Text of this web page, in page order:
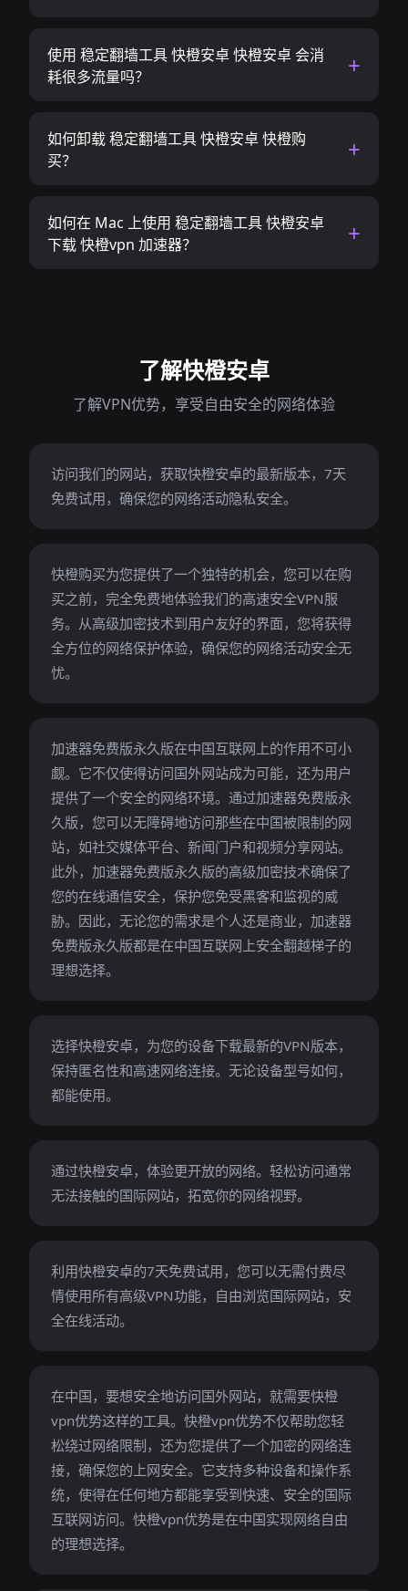
使用 稳定翻墙工具 快橙安卓 快橙安卓 会消
耗很多流量吗？
如何卸载 稳定翻墙工具 快橙安卓 快橙购
买？
如何在 Mac 上使用 稳定翻墙工具 快橙安卓
下载 快橙vpn 加速器？
了解快橙安卓
了解VPN优势，享受自由安全的网络体验
访问我们的网站，获取快橙安卓的最新版本，7天
免费试用，确保您的网络活动隐私安全。
快橙购买为您提供了一个独特的机会，您可以在购
买之前，完全免费地体验我们的高速安全VPN服
务。从高级加密技术到用户友好的界面，您将获得
全方位的网络保护体验，确保您的网络活动安全无
忧。
加速器免费版永久版在中国互联网上的作用不可小
觑。它不仅使得访问国外网站成为可能，还为用户
提供了一个安全的网络环境。通过加速器免费版永
久版，您可以无障碍地访问那些在中国被限制的网
站，如社交媒体平台、新闻门户和视频分享网站。
此外，加速器免费版永久版的高级加密技术确保了
您的在线通信安全，保护您免受黑客和监视的威
胁。因此，无论您的需求是个人还是商业，加速器
免费版永久版都是在中国互联网上安全翻越梯子的
理想选择。
选择快橙安卓，为您的设备下载最新的VPN版本，
保持匿名性和高速网络连接。无论设备型号如何，
都能使用。
通过快橙安卓，体验更开放的网络。轻松访问通常
无法接触的国际网站，拓宽你的网络视野。
利用快橙安卓的7天免费试用，您可以无需付费尽
情使用所有高级VPN功能，自由浏览国际网站，安
全在线活动。
在中国，要想安全地访问国外网站，就需要快橙
vpn优势这样的工具。快橙vpn优势不仅帮助您轻
松绕过网络限制，还为您提供了一个加密的网络连
接，确保您的上网安全。它支持多种设备和操作系
统，使得在任何地方都能享受到快速、安全的国际
互联网访问。快橙vpn优势是在中国实现网络自由
的理想选择。